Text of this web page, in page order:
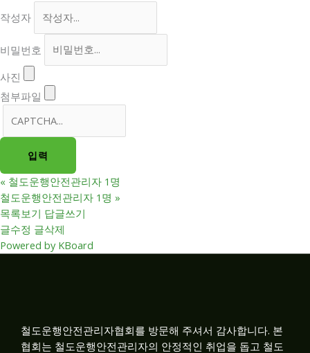
작성자
비밀번호
사진
첨부파일
« 철도운행안전관리자 1명
철도운행안전관리자 1명 »
목록보기 답글쓰기
글수정 글삭제
Powered by KBoard
철도운행안전관리자협회를 방문해 주셔서 감사합니다. 본
협회는 철도운행안전관리자의 안정적인 취업을 돕고 철도